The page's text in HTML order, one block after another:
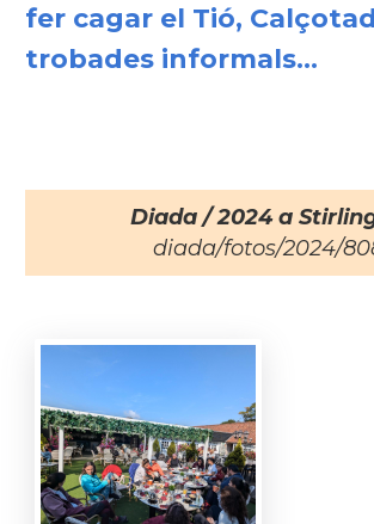
fer cagar el Tió,
trobades informals...
Diada / 2024 a
diada/fotos/2024/